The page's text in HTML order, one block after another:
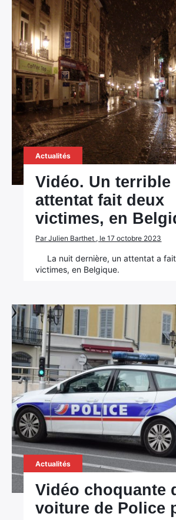
Actualités
Vidéo. Un terrible
attentat fait deux
victimes, en
Par Julien Barthet , le 17 octobre 2023
La nuit dernière, un attentat a
victimes, en Belgique.
Actualités
Vidéo choquante
voiture de Police